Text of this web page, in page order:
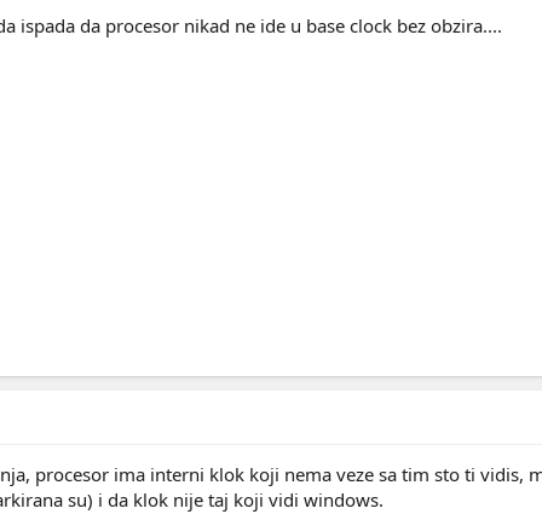
ispada da procesor nikad ne ide u base clock bez obzira....
procesor ima interni klok koji nema veze sa tim sto ti vidis,
su) i da klok nije taj koji vidi windows.